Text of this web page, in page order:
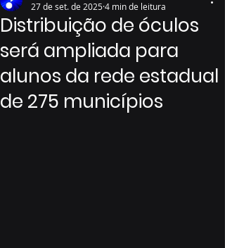
Distribuição de óculos
será ampliada para
alunos da rede estadual
de 275 municípios
27 de set. de 20254 min de leitura